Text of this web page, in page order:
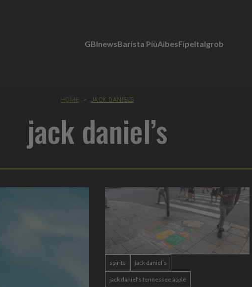
GBInewsBarista PiùAibesFipeItalgrob
HOME > JACK DANIEL’S
jack daniel’s
spirits jack daniel’s
jack daniel's tennessee apple